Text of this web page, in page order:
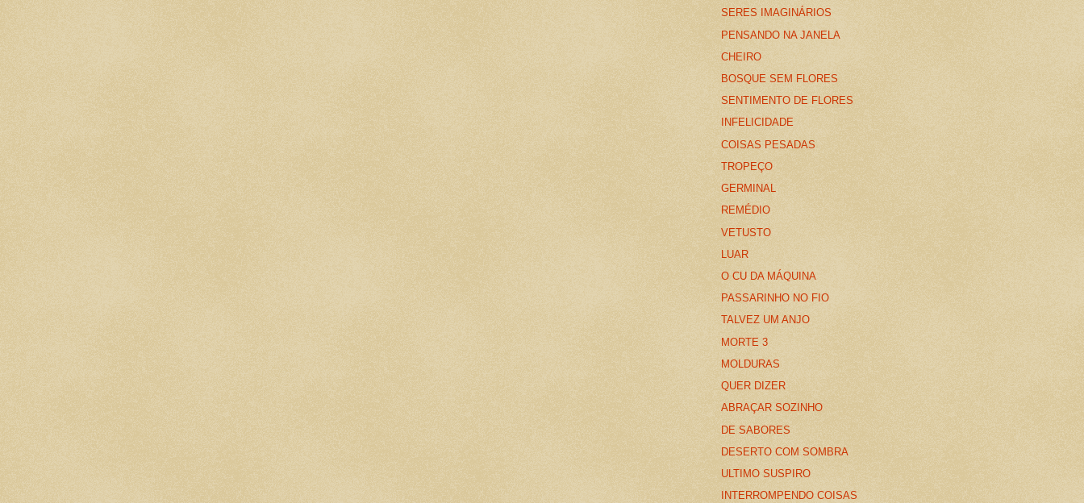
SERES IMAGINÁRIOS
PENSANDO NA JANELA
CHEIRO
BOSQUE SEM FLORES
SENTIMENTO DE FLORES
INFELICIDADE
COISAS PESADAS
TROPEÇO
GERMINAL
REMÉDIO
VETUSTO
LUAR
O CU DA MÁQUINA
PASSARINHO NO FIO
TALVEZ UM ANJO
MORTE 3
MOLDURAS
QUER DIZER
ABRAÇAR SOZINHO
DE SABORES
DESERTO COM SOMBRA
ULTIMO SUSPIRO
INTERROMPENDO COISAS